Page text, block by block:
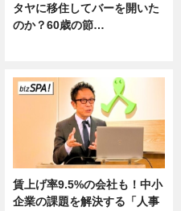
タヤに移住してバーを開いた
のか？60歳の節…
賃上げ率9.5%の会社も！中小
企業の課題を解決する「人事